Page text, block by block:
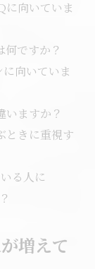
に向いていま
ですか？
向いていま
いますか？
ときに重視す
る人に
増えて